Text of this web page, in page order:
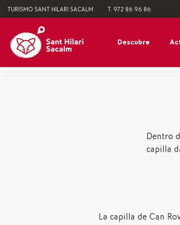
TURISMO SANT HILARI SACALM T. 972 86 96 86
Descubre
Dentro
capilla
La capilla de Can